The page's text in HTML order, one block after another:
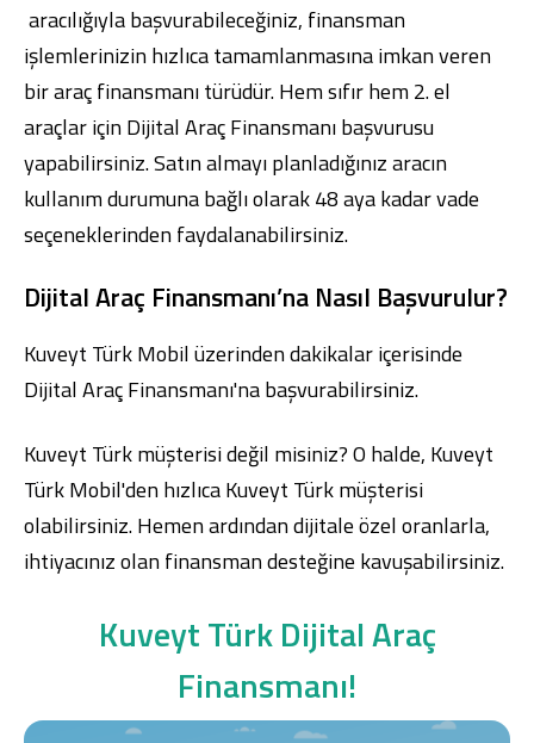
Dijital Bankacılık Hakkımızda Finans Portalı
Yatırımcı İlişkileri
Şube ve ATM’ler
İletişim
Ürün ve Hizmet Ücretleri
العربية
Englishالعربية
aracılığıyla başvurabileceğiniz, finansman
işlemlerinizin hızlıca tamamlanmasına imkan veren
bir araç finansmanı türüdür. Hem sıfır hem 2. el
araçlar için Dijital Araç Finansmanı başvurusu
yapabilirsiniz. Satın almayı planladığınız aracın
kullanım durumuna bağlı olarak 48 aya kadar vade
seçeneklerinden faydalanabilirsiniz.
Dijital Araç Finansmanı’na Nasıl Başvurulur?
Kuveyt Türk Mobilüzerinden dakikalar içerisinde
Dijital Araç Finansmanı'na başvurabilirsiniz.
Kuveyt Türk müşterisi değil misiniz? O halde, Kuveyt
Türk Mobil'den hızlıca Kuveyt Türk müşterisi
olabilirsiniz. Hemen ardından dijitale özel oranlarla,
ihtiyacınız olan finansman desteğine kavuşabilirsiniz.
Kuveyt Türk Dijital Araç
Finansmanı!